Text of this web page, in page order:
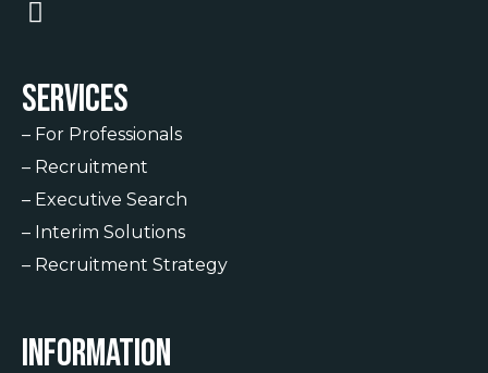
Services
– For Professionals
– Recruitment
– Executive Search
– Interim Solutions
– Recruitment Strategy
Information